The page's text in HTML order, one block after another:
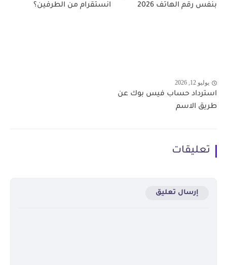
بنفس رقم الهاتف 2026
انستقرام من الطرفين؟
يوليو 12, 2026
استرداد حساب فيس بوك عن
طريق الاسم
تعليقات
إرسال تعليق